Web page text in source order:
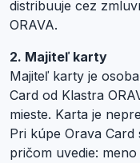
distribuuje cez
ORAVA.
2. Majiteľ karty
Majiteľ karty je
Card od Klastra
mieste. Karta je
Pri kúpe Orava Card
pričom uvedie: